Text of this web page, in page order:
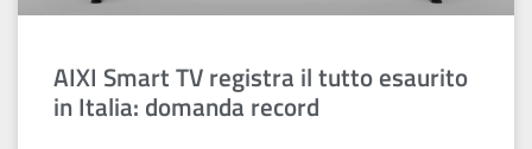
AIXI Smart TV registra il tutto esaurito
in Italia: domanda record